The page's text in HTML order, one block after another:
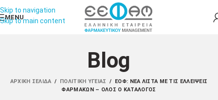
Skip to navigation
Skip to main content
MENU
Blog
ΑΡΧΙΚΉ ΣΕΛΊΔΑ / ΠΟΛΙΤΙΚΉ ΥΓΕΊΑΣ /
ΕΟΦ: ΝΈΑ ΛΊΣΤΑ ΜΕ ΤΙΣ ΕΛΛΕΊΨΕΙΣ
ΦΑΡΜΆΚΩΝ – ΌΛΟΣ Ο ΚΑΤΆΛΟΓΟΣ